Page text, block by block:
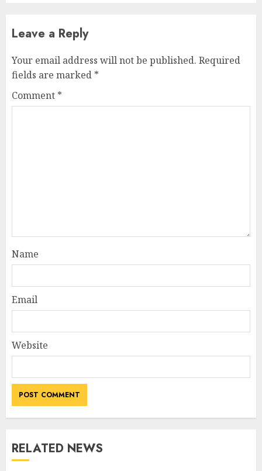
Leave a Reply
Your email address will not be published. Required
fields are marked *
Comment *
Name
Email
Website
RELATED NEWS